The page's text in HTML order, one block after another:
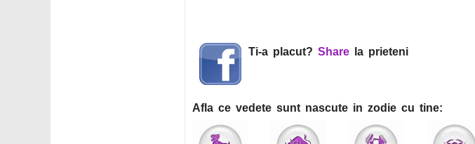
Ti-a placut? Share la prieteni
Afla ce vedete sunt nascute in zodie cu tine: